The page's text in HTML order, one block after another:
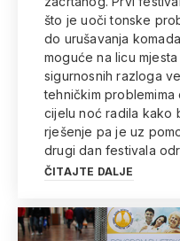
što je uoči tonske
do urušavanja
moguće na licu
sigurnosnih razloga
tehničkim
cijelu noć radila kako
rješenje pa je uz
drugi dan festivala
ČITAJTE DALJE